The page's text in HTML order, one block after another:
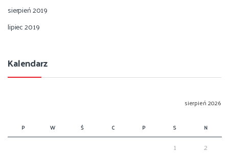
sierpień 2019
lipiec 2019
Kalendarz
sierpień 2026
P W Ś C P S N
1
2